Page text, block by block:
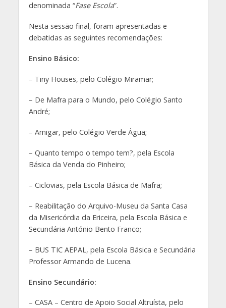
denominada “Fase Escola”.
Nesta sessão final, foram apresentadas e
debatidas as seguintes recomendações:
Ensino Básico:
– Tiny Houses, pelo Colégio Miramar;
– De Mafra para o Mundo, pelo Colégio Santo
André;
– Amigar, pelo Colégio Verde Água;
– Quanto tempo o tempo tem?, pela Escola
Básica da Venda do Pinheiro;
– Ciclovias, pela Escola Básica de Mafra;
– Reabilitação do Arquivo-Museu da Santa Casa
da Misericórdia da Ericeira, pela Escola Básica e
Secundária António Bento Franco;
– BUS TIC AEPAL, pela Escola Básica e Secundária
Professor Armando de Lucena.
Ensino Secundário:
– CASA – Centro de Apoio Social Altruísta, pelo